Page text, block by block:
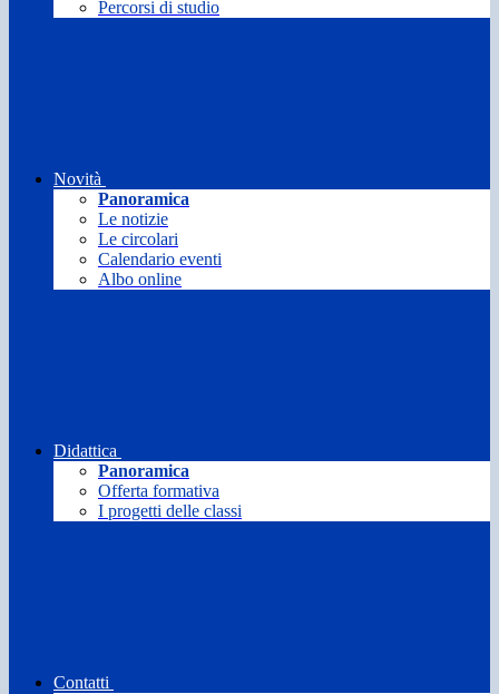
Percorsi di studio
Novità
Panoramica
Le notizie
Le circolari
Calendario eventi
Albo online
Didattica
Panoramica
Offerta formativa
I progetti delle classi
Contatti